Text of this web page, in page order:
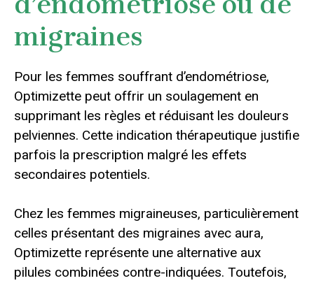
migraines
Pour les femmes souffrant d’endométriose,
Optimizette peut offrir un soulagement en
supprimant les règles et réduisant les douleurs
pelviennes. Cette indication thérapeutique justifie
parfois la prescription malgré les effets
secondaires potentiels.
Chez les femmes migraineuses, particulièrement
celles présentant des migraines avec aura,
Optimizette représente une alternative aux
pilules combinées contre-indiquées. Toutefois,